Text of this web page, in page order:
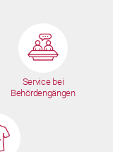
Service bei
Behördengängen